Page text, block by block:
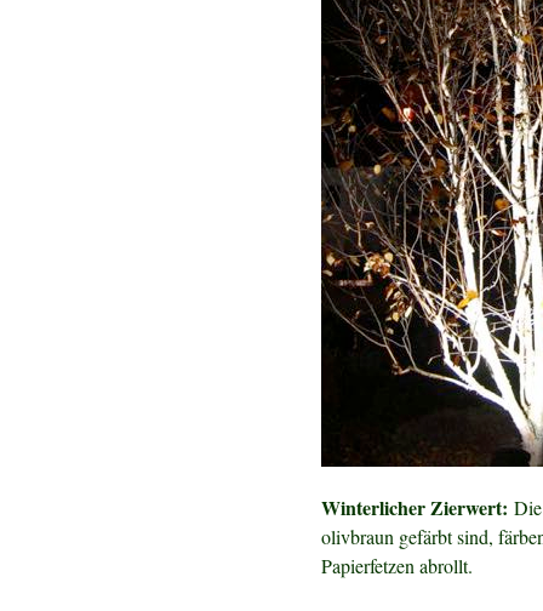
Winterlicher Zierwert:
olivbraun gefärbt sind,
Papierfetzen abrollt.